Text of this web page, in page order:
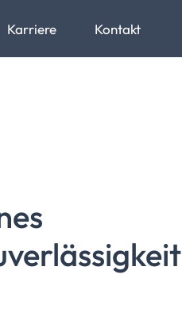
Karriere Kontakt